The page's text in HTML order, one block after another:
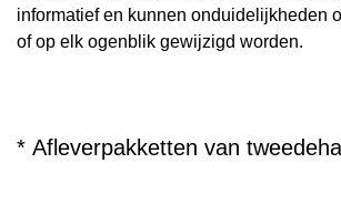
informatief en kunnen onduidelijkheden
of op elk ogenblik gewijzigd worden.
* Afleverpakketten van